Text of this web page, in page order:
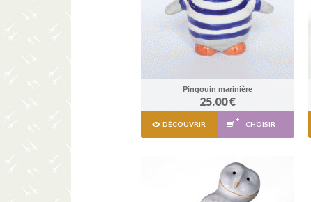
Pingouin marinière
25.00 €
DÉCOUVRIR CHOISIR